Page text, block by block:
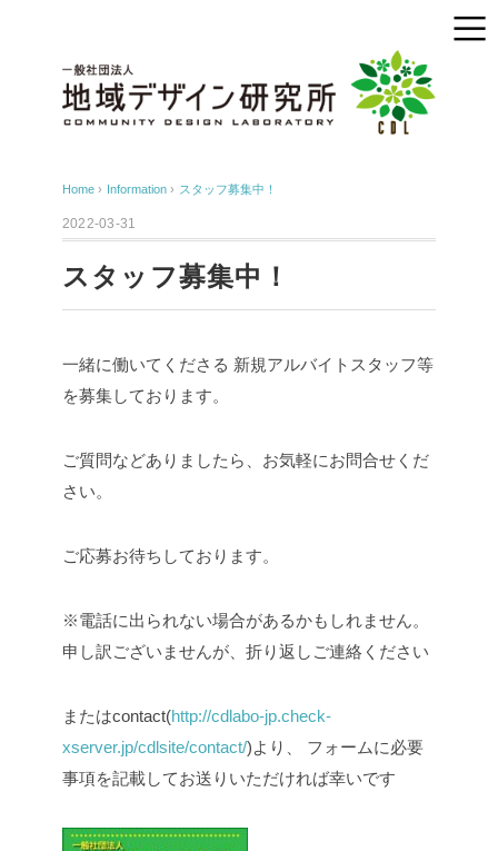
Home › Information › スタッフ募集中！
2022-03-31
スタッフ募集中！
一緒に働いてくださる 新規アルバイトスタッフ等
を募集しております。
ご質問などありましたら、お気軽にお問合せくだ
さい。
ご応募お待ちしております。
※電話に出られない場合があるかもしれません。
申し訳ございませんが、折り返しご連絡ください
またはcontact(http://cdlabo-jp.check-
xserver.jp/cdlsite/contact/)より、
フォームに必要
事項を記載してお送りいただければ幸いです